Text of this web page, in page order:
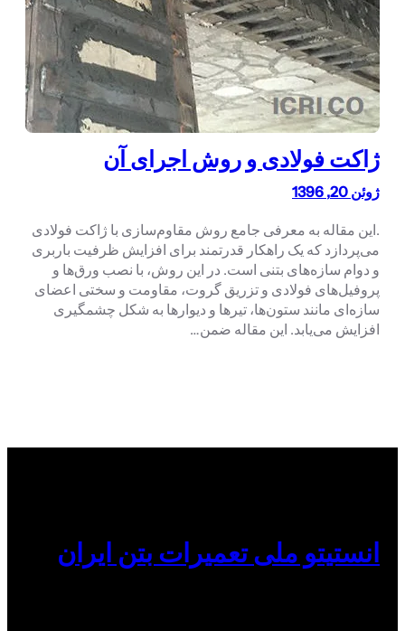
ژاکت فولادی و روش اجرای آن
ژوئن 20, 1396
.این مقاله به معرفی جامع روش مقاوم‌سازی با ژاکت فولادی
می‌پردازد که یک راهکار قدرتمند برای افزایش ظرفیت باربری
و دوام سازه‌های بتنی است. در این روش، با نصب ورق‌ها و
پروفیل‌های فولادی و تزریق گروت، مقاومت و سختی اعضای
سازه‌ای مانند ستون‌ها، تیرها و دیوارها به شکل چشمگیری
افزایش می‌یابد. این مقاله ضمن…
انستیتو ملی تعمیرات بتن ایران